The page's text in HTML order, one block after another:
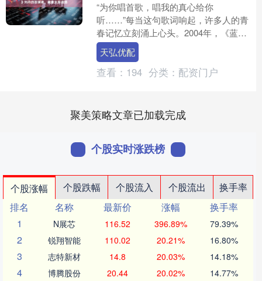
“为你唱首歌，唱我的真心给你
听……”每当这句歌词响起，许多人的青
春记忆立刻涌上心头。2004年，《蓝
狐》这部剧风靡一时，讲述了三个女孩
组乐队的故事，其中那股勇敢....
天弘优配
查看： 194 分类： 配资门户
聚美策略文章已加载完成
个股实时涨跌榜
个股涨幅 个股跌幅 个股流入 个股流出
换手率
排名
名称 最新价 涨幅
换手率
1
N展芯 116.52 396.89% 79.39%
2 锐翔智能 110.02 20.21% 16.80%
3 志特新材 14.8 20.03% 14.18%
4 博腾股份 20.44 20.02% 14.77%